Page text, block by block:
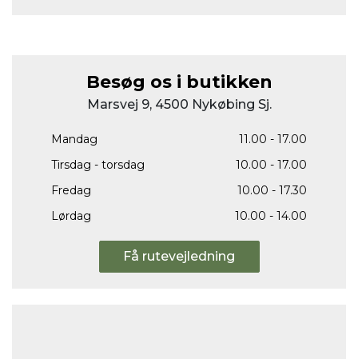
Besøg os i butikken
Marsvej 9, 4500 Nykøbing Sj.
Mandag
11.00 - 17.00
Tirsdag - torsdag
10.00 - 17.00
Fredag
10.00 - 17.30
Lørdag
10.00 - 14.00
Få rutevejledning